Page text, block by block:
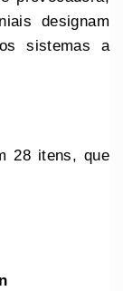
designam
sistemas a
28 itens, que